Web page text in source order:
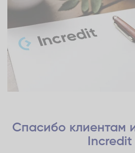
Спасибо клиентам
Incredit